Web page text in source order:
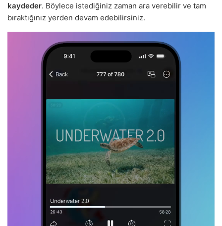
kaydeder. Böylece istediğiniz zaman ara verebilir ve tam
bıraktığınız yerden devam edebilirsiniz.